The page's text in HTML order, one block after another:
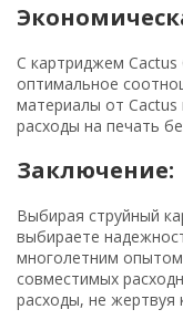
С картриджем Cactus
оптимальное
материалы от
расходы на печать
Заключение:
Выбирая струйный
выбираете
многолетним
совместимых
расходы, не жертвуя